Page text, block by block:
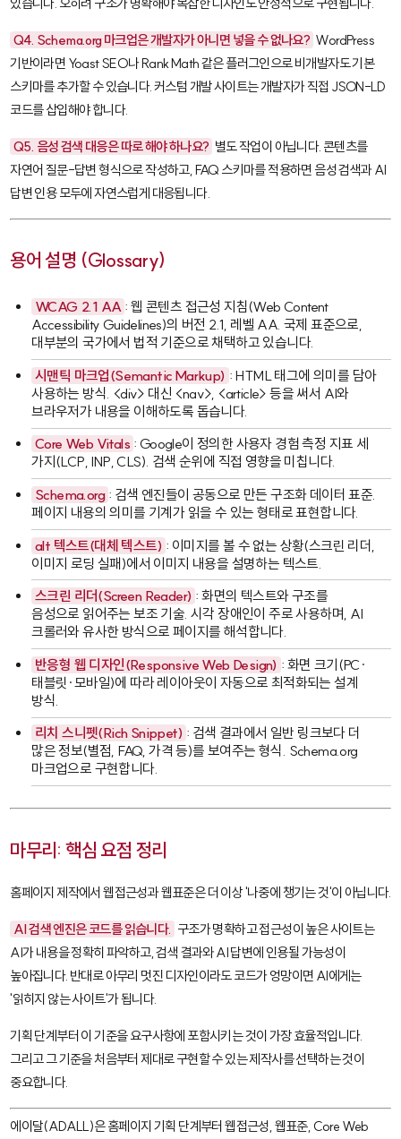
Q4. Schema.org 마크업은 개발자가 아니면 넣을 수 없나요? WordPress
기반이라면 Yoast SEO나Rank Math같은 플러그인으로 비개발자도 기본
스키마를 추가할 수 있습니다. 커스텀 개발 사이트는 개발자가 직접 JSON-LD
코드를 삽입해야 합니다.
Q5. 음성 검색 대응은 따로 해야 하나요? 별도 작업이 아닙니다. 콘텐츠를
자연어 질문-답변 형식으로 작성하고, FAQ 스키마를 적용하면 음성 검색과 AI
답변 인용 모두에 자연스럽게 대응됩니다.
용어 설명 (Glossary)
WCAG 2.1 AA : 웹 콘텐츠 접근성 지침(Web Content
Accessibility Guidelines)의 버전 2.1, 레벨 AA. 국제 표준으로,
대부분의 국가에서 법적 기준으로 채택하고 있습니다.
시맨틱 마크업(Semantic Markup) : HTML 태그에 의미를 담아
사용하는 방식. <div> 대신 <nav>, <article> 등을 써서 AI와
브라우저가 내용을 이해하도록 돕습니다.
Core Web Vitals : Google이 정의한 사용자 경험 측정 지표 세
가지(LCP, INP, CLS). 검색 순위에 직접 영향을 미칩니다.
Schema.org : 검색 엔진들이 공동으로 만든 구조화 데이터 표준.
페이지 내용의 의미를 기계가 읽을 수 있는 형태로 표현합니다.
alt 텍스트(대체 텍스트) : 이미지를 볼 수 없는 상황(스크린 리더,
이미지 로딩 실패)에서 이미지 내용을 설명하는 텍스트.
스크린 리더(Screen Reader) : 화면의 텍스트와 구조를
음성으로 읽어주는 보조 기술. 시각 장애인이 주로 사용하며, AI
크롤러와 유사한 방식으로 페이지를 해석합니다.
반응형 웹 디자인(Responsive Web Design) : 화면 크기(PC·
태블릿·모바일)에 따라 레이아웃이 자동으로 최적화되는 설계
방식.
리치 스니펫(Rich Snippet) : 검색 결과에서 일반 링크보다 더
많은 정보(별점, FAQ, 가격 등)를 보여주는 형식. Schema.org
마크업으로 구현합니다.
마무리: 핵심 요점 정리
홈페이지 제작에서 웹접근성과 웹표준은 더 이상 '나중에 챙기는 것'이 아닙니다.
AI 검색 엔진은 코드를 읽습니다. 구조가 명확하고 접근성이 높은 사이트는
AI가 내용을 정확히 파악하고, 검색 결과와 AI 답변에 인용될 가능성이
높아집니다. 반대로 아무리 멋진 디자인이라도 코드가 엉망이면 AI에게는
'읽히지 않는 사이트'가 됩니다.
기획 단계부터 이 기준을 요구사항에 포함시키는 것이 가장 효율적입니다.
그리고 그 기준을 처음부터 제대로 구현할 수 있는 제작사를 선택하는 것이
중요합니다.
에이달(ADALL)은 홈페이지 기획 단계부터 웹접근성, 웹표준, Core Web